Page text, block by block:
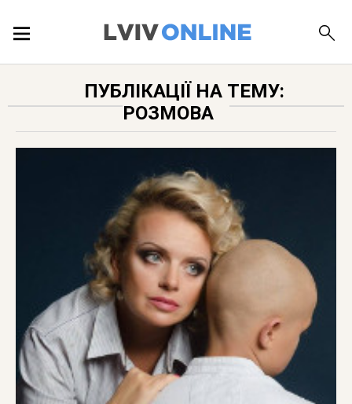
ДОВІДКА
ПУБЛІКАЦІЇ НА ТЕМУ:
РОЗМОВА